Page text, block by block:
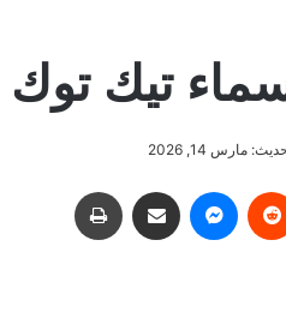
تيك توك
مارس 14, 2026
ماسنجر مشاركة عبر البريد